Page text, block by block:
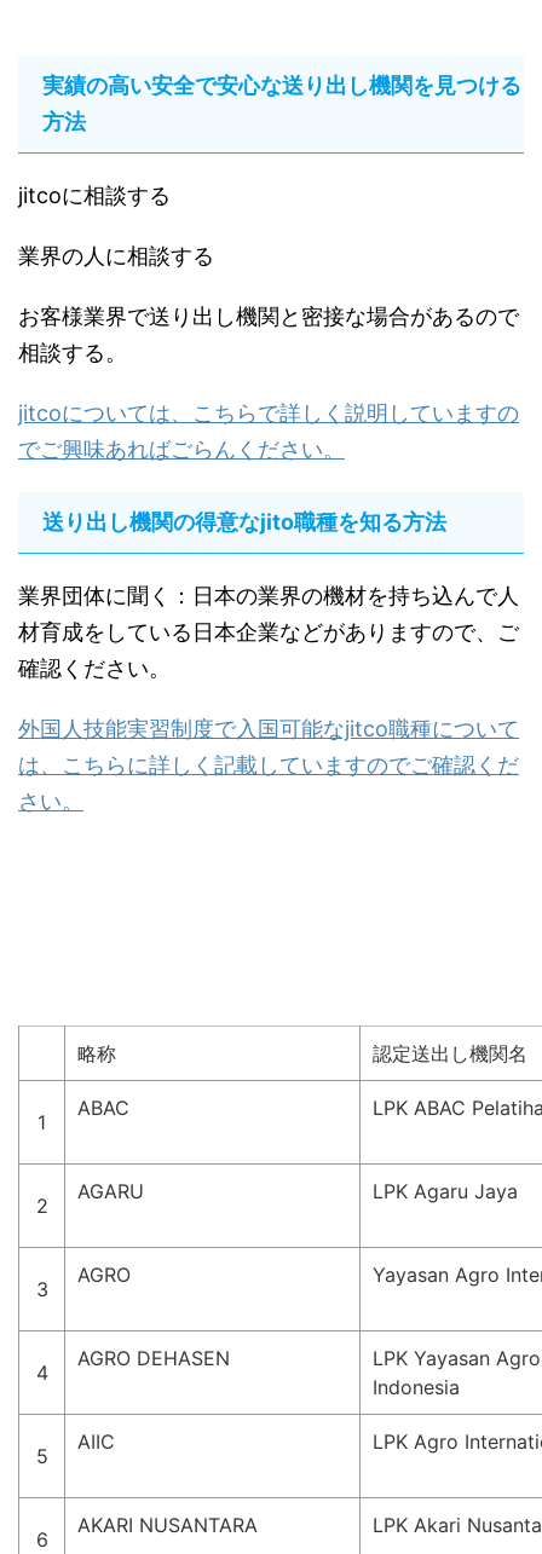
実績の高い安全で安心な送り出し機関を見つける
方法
jitcoに相談する
業界の人に相談する
お客様業界で送り出し機関と密接な場合があるので
相談する。
jitcoについては、こちらで詳しく説明していますの
でご興味あればごらんください。
送り出し機関の得意なjito職種を知る方法
業界団体に聞く：日本の業界の機材を持ち込んで人
材育成をしている日本企業などがありますので、ご
確認ください。
外国人技能実習制度で入国可能なjitco職種について
は、こちらに詳しく記載していますのでご確認くだ
さい。
略称 認定送出し機関名
1
ABAC LPK ABAC
2
AGARU LPK Agaru Jaya
3
AGRO Yayasan Agro
4
AGRO DEHASEN
LPK Yayasan
Indonesia
5
AIIC LPK Agro
6
AKARI NUSANTARA LPK Akari